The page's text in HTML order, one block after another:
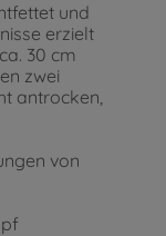
und
erzielt
30 cm
zwei
antrocken,
von